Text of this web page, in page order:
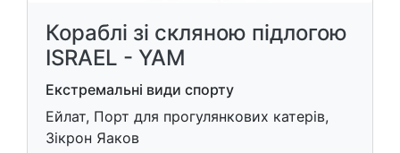
Кораблі зі скляною підлогою
ISRAEL - YAM
Екстремальні види спорту
Ейлат, Порт для прогулянкових катерів,
Зікрон Яаков